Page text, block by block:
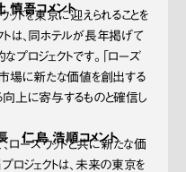
吾コメント
ッドを東京に迎えられることを
は、同ホテルが長年掲げて
ロジェクトです。「ローズ
市場に新たな価値を創出する
向上に寄与するものと確信し
仁島 浩順コメント
ーズウッドと共に新たな価
ロジェクトは、未来の東京を